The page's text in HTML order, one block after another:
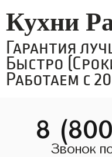
Кухни
Гарантия
Быстро
Работаем с
8
Звонок